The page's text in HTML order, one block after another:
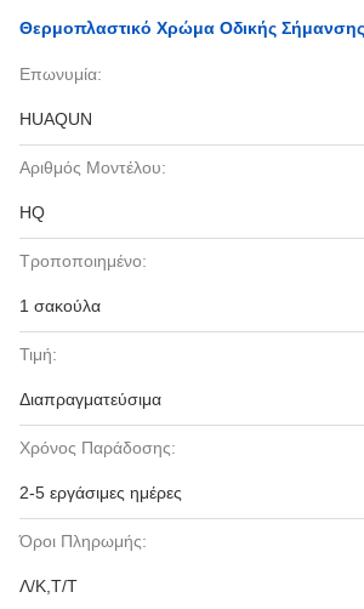
Θερμοπλαστικό Χρώμα Οδικής
Επωνυμία:
HUAQUN
Αριθμός Μοντέλου:
HQ
Τροποποιημένο:
1 σακούλα
Τιμή:
Διαπραγματεύσιμα
Χρόνος Παράδοσης:
2-5 εργάσιμες ημέρες
Όροι Πληρωμής:
Λ/Κ,Τ/Τ